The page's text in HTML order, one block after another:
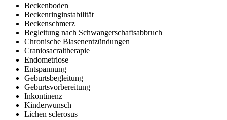
Beckenboden
Beckenringinstabilität
Beckenschmerz
Begleitung nach Schwangerschaftsabbruch
Chronische Blasenentzündungen
Craniosacraltherapie
Endometriose
Entspannung
Geburtsbegleitung
Geburtsvorbereitung
Inkontinenz
Kinderwunsch
Lichen sclerosus